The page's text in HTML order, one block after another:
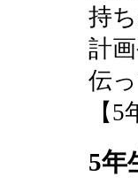
持
計
伝
【
5年